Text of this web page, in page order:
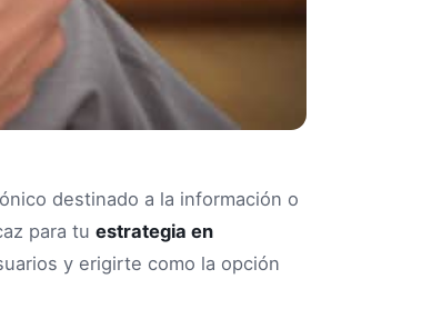
destinado a la información o
para tu estrategia en
y erigirte como la opción